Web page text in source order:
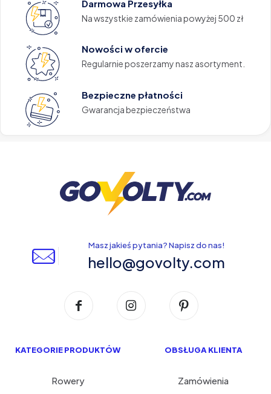
Darmowa Przesyłka
Na wszystkie zamówienia powyżej 500 zł
Nowości w ofercie
Regularnie poszerzamy nasz asortyment.
Bezpieczne płatności
Gwarancja bezpieczeństwa
Masz jakieś pytania? Napisz do nas!
hello@govolty.com
KATEGORIE PRODUKTÓW
Rowery
OBSŁUGA KLIENTA
Zamówienia